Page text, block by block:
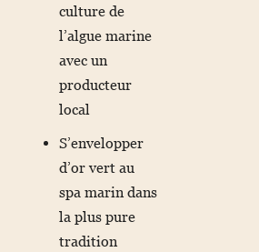
culture de
l’algue marine
avec un
producteur
local
S’envelopper
d’or vert au
spa marin dans
la plus pure
tradition